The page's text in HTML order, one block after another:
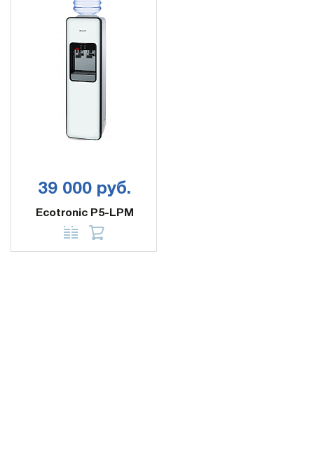
39 000 руб.
Ecotronic P5-LPM